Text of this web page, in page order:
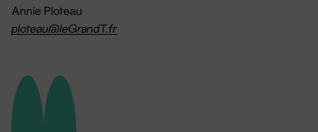
Annie Ploteau
ploteau@leGrandT.fr